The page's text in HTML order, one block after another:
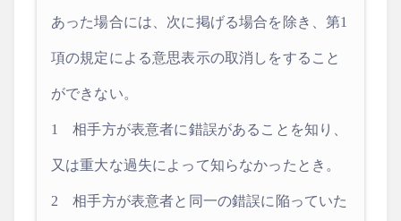
あった場合には、次に掲げる場合を除き、第1
項の規定による意思表示の取消しをすること
ができない。
1 相手方が表意者に錯誤があることを知り、
又は重大な過失によって知らなかったとき。
2 相手方が表意者と同一の錯誤に陥っていた